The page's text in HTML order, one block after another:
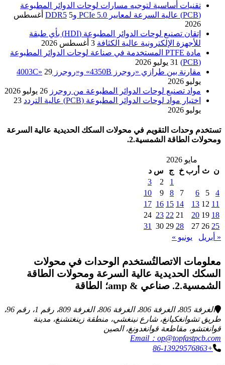
تقنيات أساسية لتوجيه مسارات لوحات الدوائر المطبوعة
(PCB) عالية السرعة لمعايير PCIe 5.0 وDDR5
5 أغسطس
2026
إتقان تصنيع لوحات الدوائر المطبوعة (HDI) بأي طبقة
للأجهزة الإلكترونية عالية الكثافة 3 أغسطس 2026
مادة PTFE المستخدمة في صناعة لوحات الدوائر المطبوعة
(PCB)
31 يوليو 2026
مقارنة بين طرازي «روجرز 4350B» و«روجرز 4003C»
29
يوليو 2026
مواد تصنيع لوحات الدوائر المطبوعة من روجرز 26 يوليو 2026
اختيار مواد لوحات الدوائر المطبوعة (PCB) عالية التردد
23
يوليو 2026
تستخدم وحدات التقويم في محولات السكك الحديدية عالية السرعة
ومحولات الطاقة الشمسية.2.
مايو 2026
ن ث أرب خ ج س د
1
2
3
4
5
6
7
8
9
10
11
12
13
14
15
16
17
18
19
20
21
22
23
24
25
26
27
28
29
30
31
« أبريل
يونيو »
معلومات الاتصالتُستخدم الوحدات في محولات
السكك الحديدية عالية السرعة ومحولات الطاقة
الشمسية.2. صناعي & amp؛ الطاقة
الغرفة 805، الغرفة 806، الغرفة 806، الغرفة 809، رقم 1، رقم 96،
طريق تشوانغكيانغ، شارع نينغشي، منطقة زينغتشنغ، مدينة
قوانغتشو، مقاطعة قوانغدونغ، الصين
Email：op@topfastpcb.com
+86-13929576863